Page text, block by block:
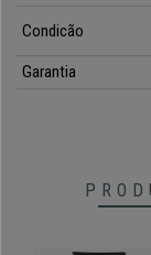
• Forrado em pano
Condicão
Garantia